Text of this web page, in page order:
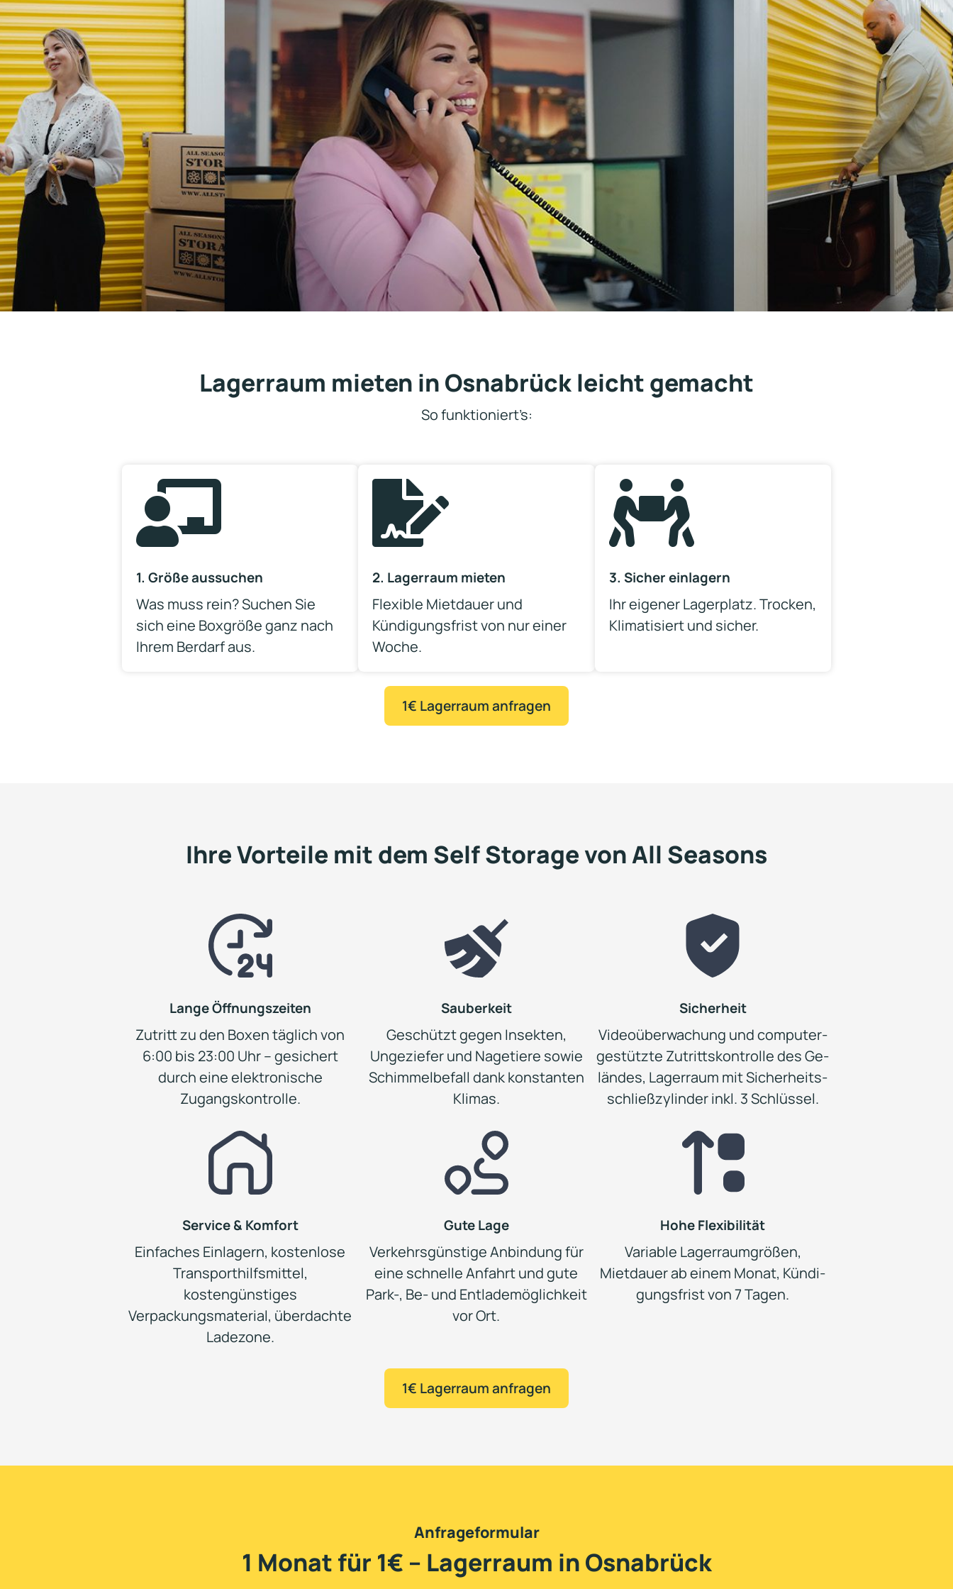
Lagerraum mieten in Osnabrück leicht gemacht
So funktioniert’s:

1. Größe aussuchen
Was muss rein? Suchen Sie
sich eine Boxgröße ganz nach
Ihrem Berdarf aus.

2. Lagerraum mieten
Flexible Mietdauer und
Kündigungsfrist von nur einer
Woche.

3. Sicher einlagern
Ihr eigener Lagerplatz. Trocken,
Klimatisiert und sicher.
1€ Lagerraum anfragen
Ihre Vorteile mit dem Self Storage von All Seasons
Lange Öffnungszeiten
Zutritt zu den Boxen täglich von
6:00 bis 23:00 Uhr – gesichert
durch eine elektronische
Zugangskontrolle.
Sauberkeit
Geschützt gegen Insekten,
Ungeziefer und Nagetiere sowie
Schimmelbefall dank konstanten
Klimas.
Sicherheit
Videoüber­wachung und computer­
gestützte Zutritts­kontrolle des Ge­
ländes, Lager­raum mit Sicher­heits­
schließzylinder inkl. 3 Schlüssel.
Service & Komfort
Einfaches Einlagern, kostenlose
Transporthilfsmittel,
kostengünstiges
Verpackungsmaterial, überdachte
Ladezone.
Gute Lage
Verkehrsgünstige Anbindung für
eine schnelle Anfahrt und gute
Park-, Be- und Entlade­möglich­keit
vor Ort.
Hohe Flexibilität
Variable Lagerraumgrößen,
Mietdauer ab einem Monat, Kündi­
gungs­frist von 7 Tagen.
1€ Lagerraum anfragen
Anfrageformular
1 Monat für 1€ – Lagerraum in Osnabrück